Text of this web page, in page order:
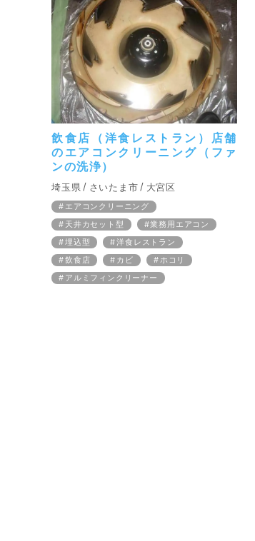
飲食店（洋食レストラン）店舗
のエアコンクリーニング（ファ
ンの洗浄）
埼玉県 さいたま市 大宮区
エアコンクリーニング
天井カセット型
業務用エアコン
埋込型
洋食レストラン
飲食店
カビ
ホコリ
アルミフィンクリーナー